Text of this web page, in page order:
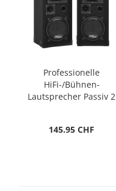
Professionelle
HiFi-/Bühnen-
Lautsprecher Passiv 2
145.95 CHF